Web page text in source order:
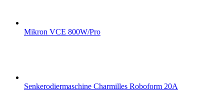
Mikron VCE 800W/Pro
Senkerodiermaschine Charmilles Roboform 20A